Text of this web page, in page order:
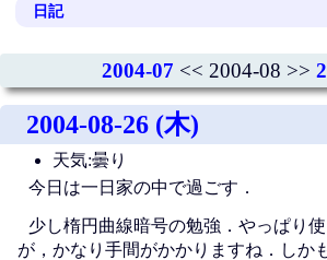
日記
2004-07 << 2004-08 >>
2004-08-26 (木)
天気:曇り
今日は一日家の中で過ごす．
少し楕円曲線暗号の勉強．やっぱり
が，かなり手間がかかりますね．しか